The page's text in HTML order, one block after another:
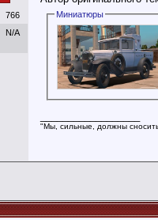
766
N/A
Миниатюры
"Мы, сильные, должны